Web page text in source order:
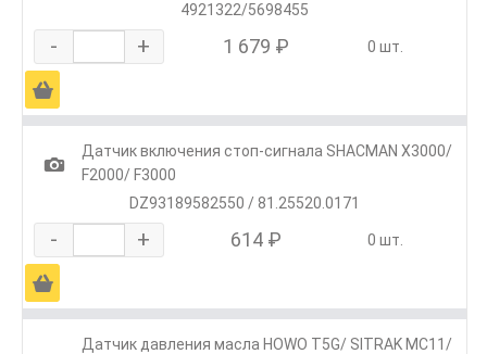
4921322/5698455
- + 1 679 ₽ 0 шт.
Ä
1
Датчик включения стоп-сигнала SHACMAN X3000/
F2000/ F3000
DZ93189582550 / 81.25520.0171
- + 614 ₽ 0 шт.
Ä
Датчик давления масла HOWO T5G/ SITRAK MC11/